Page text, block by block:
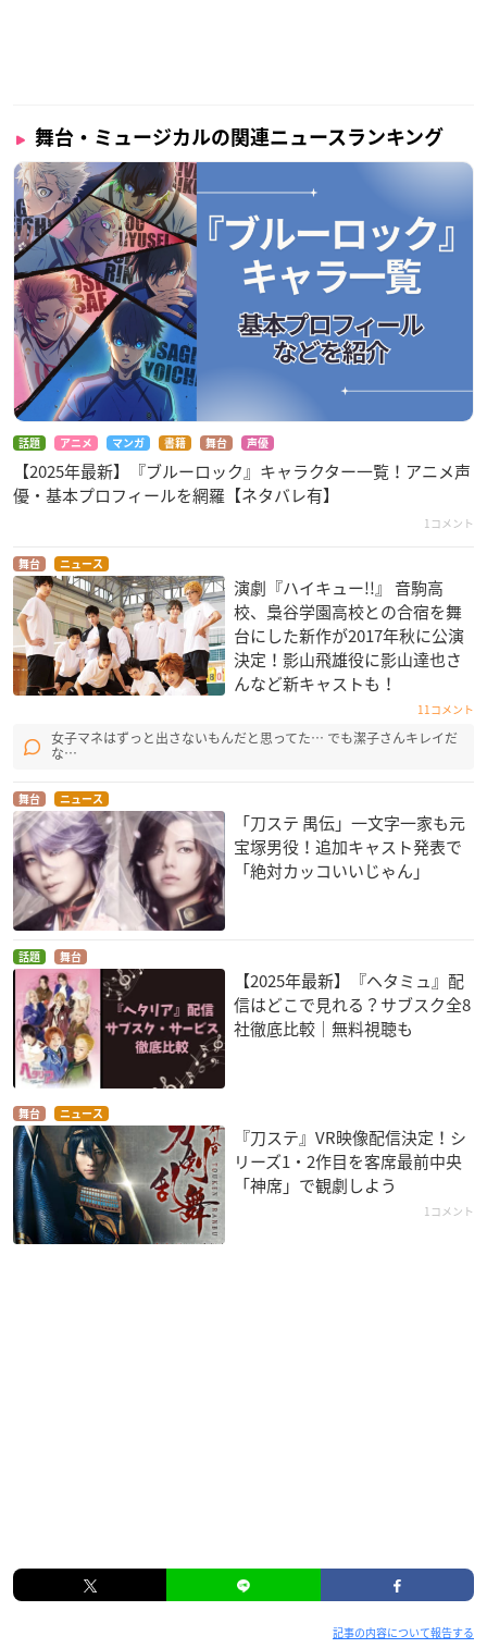
舞台・ミュージカルの関連ニュースランキング
話題 アニメ マンガ 書籍 舞台 声優
【2025年最新】『ブルーロック』キャラクター一覧！アニメ声
優・基本プロフィールを網羅【ネタバレ有】
1コメント
舞台 ニュース
演劇『ハイキュー!!』 音駒高
校、梟谷学園高校との合宿を舞
台にした新作が2017年秋に公演
決定！影山飛雄役に影山達也さ
んなど新キャストも！
11コメント
女子マネはずっと出さないもんだと思ってた… でも潔子さんキレイだ
な…
舞台 ニュース
「刀ステ 禺伝」一文字一家も元
宝塚男役！追加キャスト発表で
「絶対カッコいいじゃん」
話題 舞台
【2025年最新】『ヘタミュ』配
信はどこで見れる？サブスク全8
社徹底比較｜無料視聴も
舞台 ニュース
『刀ステ』VR映像配信決定！シ
リーズ1・2作目を客席最前中央
「神席」で観劇しよう
1コメント
記事の内容について報告する